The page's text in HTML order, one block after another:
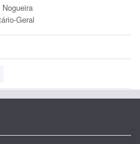
Nogueira
Geral